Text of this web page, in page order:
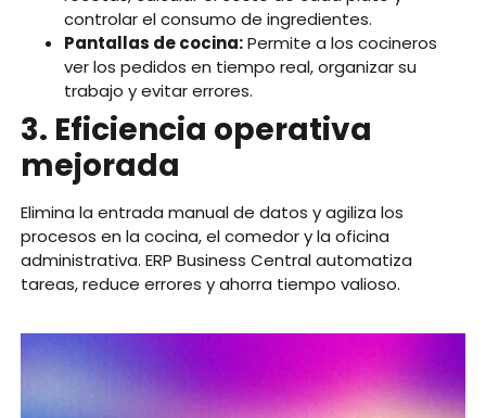
controlar el consumo de ingredientes.
Pantallas de cocina:Permite a los cocineros
ver los pedidos en tiempo real, organizar su
trabajo y evitar errores.
3. Eficiencia operativa
mejorada
Elimina la entrada manual de datos y agiliza los
procesos en la cocina, el comedor y la oficina
administrativa. ERP Business Central automatiza
tareas, reduce errores y ahorra tiempo valioso.